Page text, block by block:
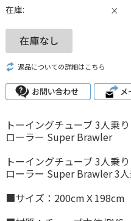
在庫:
×
返品についての詳細はこちら
トーイングチューブ 3人乗
ローラー Super Brawler
トーイングチューブ 3人乗
ローラー Super Brawler 3人
■サイズ：200cmＸ198cm